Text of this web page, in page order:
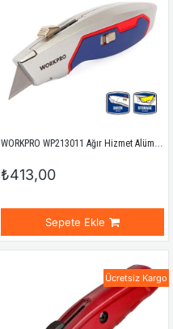
WORKPRO WP213011 Ağır Hizmet Alüminyum Gövde Geri Çekilebilir Rötuş Maket Bıçağı + 3 Adet Yedek Bıçak
₺413,00
Sepete Ekle
Ücretsiz Kargo